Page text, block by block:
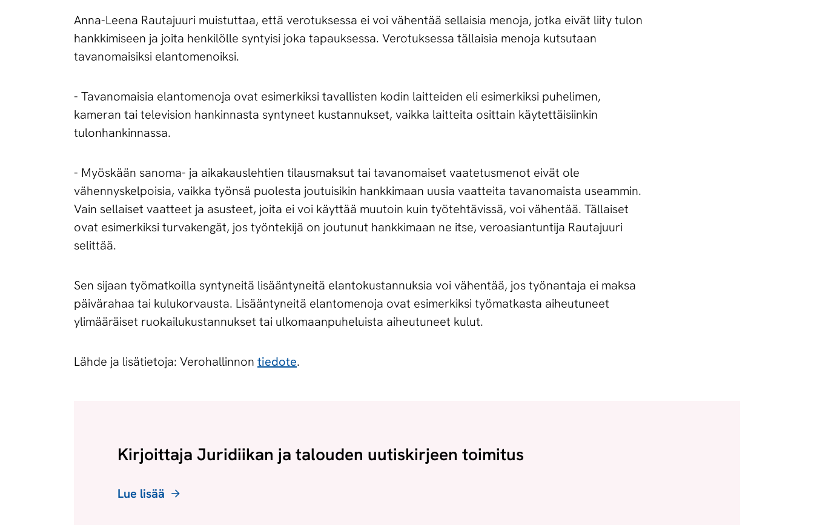
Anna-Leena Rautajuuri muistuttaa, että verotuksessa ei voi vähentää sellaisia menoja, jotka eivät liity tulon
hankkimiseen ja joita henkilölle syntyisi joka tapauksessa. Verotuksessa tällaisia menoja kutsutaan
tavanomaisiksi elantomenoiksi.
- Tavanomaisia elantomenoja ovat esimerkiksi tavallisten kodin laitteiden eli esimerkiksi puhelimen,
kameran tai television hankinnasta syntyneet kustannukset, vaikka laitteita osittain käytettäisiinkin
tulonhankinnassa.
- Myöskään sanoma- ja aikakauslehtien tilausmaksut tai tavanomaiset vaatetusmenot eivät ole
vähennyskelpoisia, vaikka työnsä puolesta joutuisikin hankkimaan uusia vaatteita tavanomaista useammin.
Vain sellaiset vaatteet ja asusteet, joita ei voi käyttää muutoin kuin työtehtävissä, voi vähentää. Tällaiset
ovat esimerkiksi turvakengät, jos työntekijä on joutunut hankkimaan ne itse, veroasiantuntija Rautajuuri
selittää.
Sen sijaan työmatkoilla syntyneitä lisääntyneitä elantokustannuksia voi vähentää, jos työnantaja ei maksa
päivärahaa tai kulukorvausta. Lisääntyneitä elantomenoja ovat esimerkiksi työmatkasta aiheutuneet
ylimääräiset ruokailukustannukset tai ulkomaanpuheluista aiheutuneet kulut.
Lähde ja lisätietoja: Verohallinnon tiedote.
Kirjoittaja Juridiikan ja talouden uutiskirjeen toimitus
Lue lisää